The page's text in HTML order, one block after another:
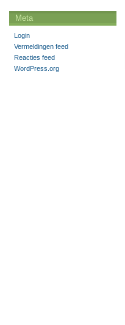
Meta
Login
Vermeldingen feed
Reacties feed
WordPress.org